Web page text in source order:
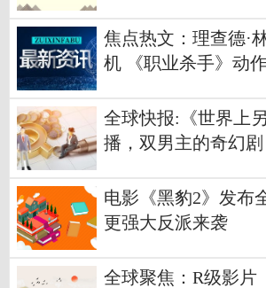
焦点热文：理查德·
机 《职业杀手》动
全球快报:《世界上
播，双男主的奇幻
电影《黑豹2》发布
更强大反派来袭
全球聚焦：R级影片